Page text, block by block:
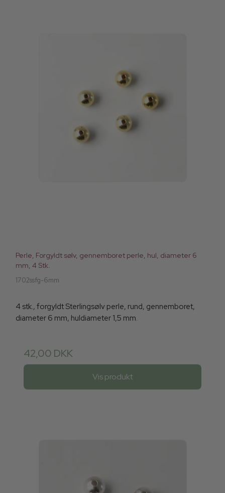
Perle, Forgyldt sølv, gennemboret perle, hul, diameter 6
mm, 4 Stk.
1702ssfg-6mm
4 stk., forgyldt Sterlingsølv perle, rund, gennemboret,
diameter 6 mm, huldiameter 1,5 mm.
42,00 DKK
Vis produkt